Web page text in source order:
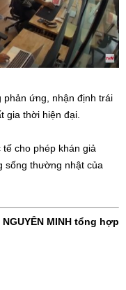
phản ứng, nhận định trái
gia thời hiện đại.
cho phép khán giả
sống thường nhật của
NGUYÊN MINH tổng hợp